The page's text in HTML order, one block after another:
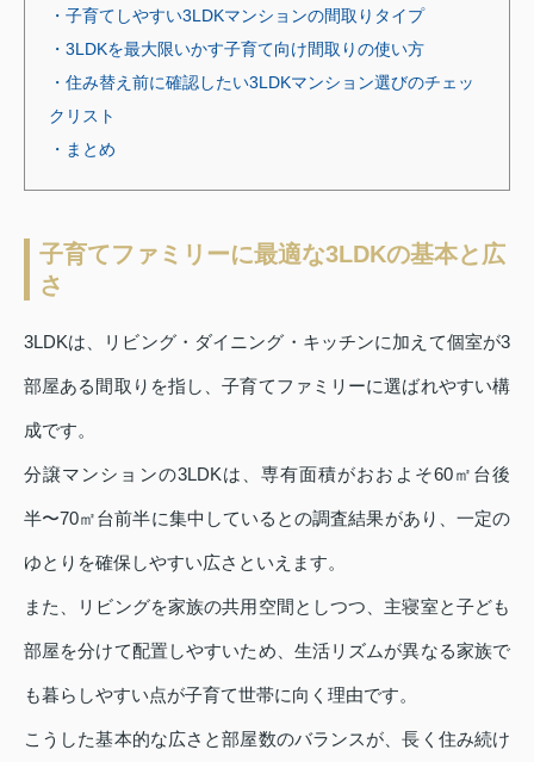
・子育てしやすい3LDKマンションの間取りタイプ
・3LDKを最大限いかす子育て向け間取りの使い方
・住み替え前に確認したい3LDKマンション選びのチェッ
クリスト
・まとめ
子育てファミリーに最適な3LDKの基本と広
さ
3LDKは、リビング・ダイニング・キッチンに加えて個室が3
部屋ある間取りを指し、子育てファミリーに選ばれやすい構
成です。
分譲マンションの3LDKは、専有面積がおおよそ60㎡台後
半〜70㎡台前半に集中しているとの調査結果があり、一定の
ゆとりを確保しやすい広さといえます。
また、リビングを家族の共用空間としつつ、主寝室と子ども
部屋を分けて配置しやすいため、生活リズムが異なる家族で
も暮らしやすい点が子育て世帯に向く理由です。
こうした基本的な広さと部屋数のバランスが、長く住み続け